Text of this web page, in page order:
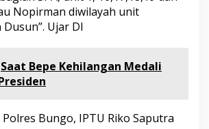
s
a
t
r
k
a
Nopirman diwilayah unit
Dusun”. Ujar DI
Saat Bepe Kehilangan Medali
Bungo, IPTU Riko Saputra